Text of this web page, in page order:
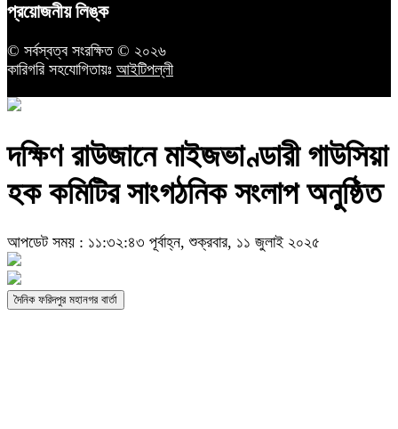
প্রয়োজনীয় লিঙ্ক
© সর্বস্বত্ব সংরক্ষিত © ২০২৬
কারিগরি সহযোগিতায়ঃ আইটিপল্লী
দক্ষিণ রাউজানে মাইজভাণ্ডারী গাউসিয়া
হক কমিটির সাংগঠনিক সংলাপ অনুষ্ঠিত
আপডেট সময় : ১১:৩২:৪৩ পূর্বাহ্ন, শুক্রবার, ১১ জুলাই ২০২৫
দৈনিক ফরিদপুর মহানগর বার্তা